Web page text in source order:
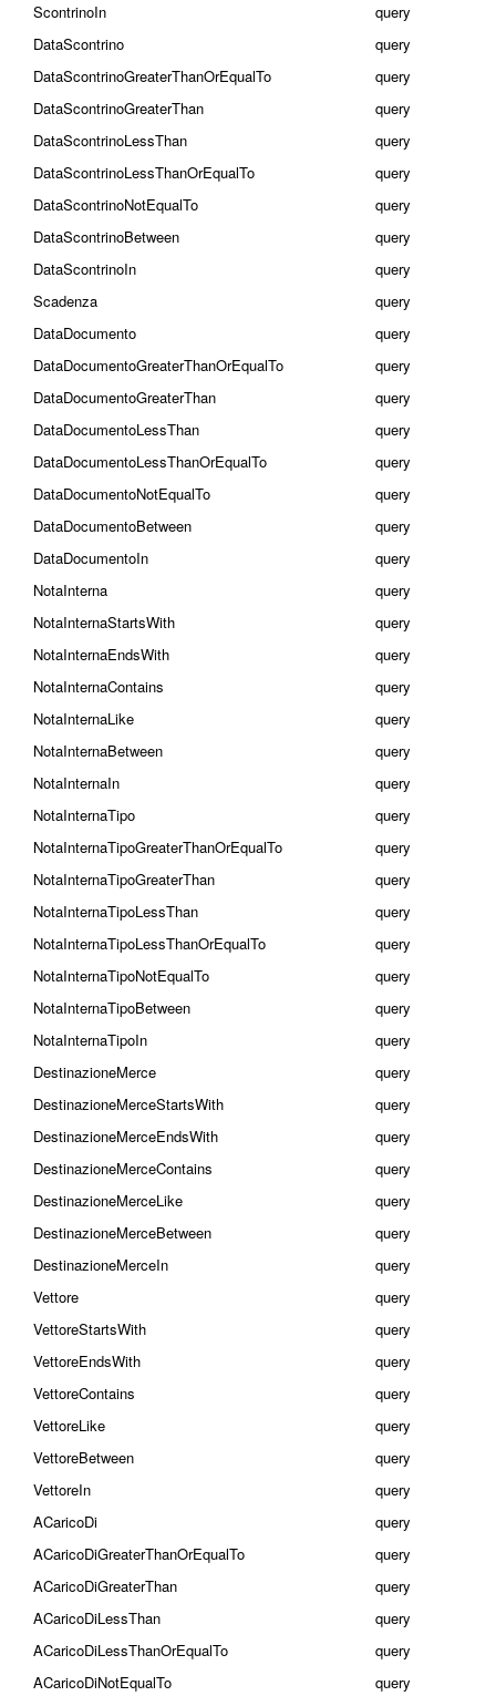
ScontrinoIn
query
DataScontrino
query
DataScontrinoGreaterThanOrEqualTo
query
DataScontrinoGreaterThan
query
DataScontrinoLessThan
query
DataScontrinoLessThanOrEqualTo
query
DataScontrinoNotEqualTo
query
DataScontrinoBetween
query
DataScontrinoIn
query
Scadenza
query
DataDocumento
query
DataDocumentoGreaterThanOrEqualTo
query
DataDocumentoGreaterThan
query
DataDocumentoLessThan
query
DataDocumentoLessThanOrEqualTo
query
DataDocumentoNotEqualTo
query
DataDocumentoBetween
query
DataDocumentoIn
query
NotaInterna
query
NotaInternaStartsWith
query
NotaInternaEndsWith
query
NotaInternaContains
query
NotaInternaLike
query
NotaInternaBetween
query
NotaInternaIn
query
NotaInternaTipo
query
NotaInternaTipoGreaterThanOrEqualTo
query
NotaInternaTipoGreaterThan
query
NotaInternaTipoLessThan
query
NotaInternaTipoLessThanOrEqualTo
query
NotaInternaTipoNotEqualTo
query
NotaInternaTipoBetween
query
NotaInternaTipoIn
query
DestinazioneMerce
query
DestinazioneMerceStartsWith
query
DestinazioneMerceEndsWith
query
DestinazioneMerceContains
query
DestinazioneMerceLike
query
DestinazioneMerceBetween
query
DestinazioneMerceIn
query
Vettore
query
VettoreStartsWith
query
VettoreEndsWith
query
VettoreContains
query
VettoreLike
query
VettoreBetween
query
VettoreIn
query
ACaricoDi
query
ACaricoDiGreaterThanOrEqualTo
query
ACaricoDiGreaterThan
query
ACaricoDiLessThan
query
ACaricoDiLessThanOrEqualTo
query
ACaricoDiNotEqualTo
query